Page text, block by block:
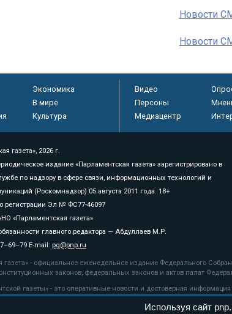
Новости
Новости
Экономика
В мире
Культура
Видео
Персоны
Медиацентр
газета», 2026 г.
издание «Парламентская газета» зарегистрировано в
по надзору в сфере связи, информационных технологий и
(Роскомнадзор) 05 августа 2011 года. 18+
регистрации Эл № ФС77-46097
«Парламентская газета»
главного редактора — Абдуллаев М.Р.
E-mail: pg@pnp.ru
газета» - официальное еженедельное издание Федерального
законов, федеральных законов и актов палат
газеты» - это оперативные новости и достоверная
газеты» активная ссылка на pnp.ru обязательна.
Используя сайт